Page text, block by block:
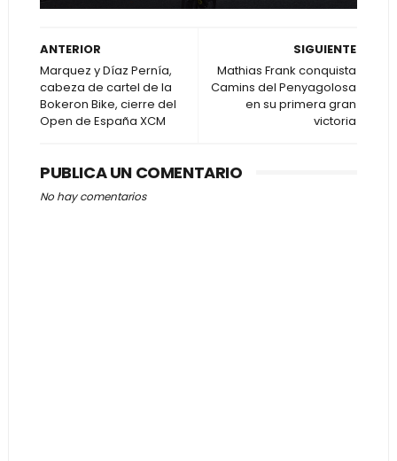
SIGUIENTE
Mathias Frank conquista
Camins del Penyagolosa
en su primera gran
victoria
ANTERIOR
Marquez y Díaz Pernía,
cabeza de cartel de la
Bokeron Bike, cierre del
Open de España XCM
PUBLICA UN COMENTARIO
No hay comentarios